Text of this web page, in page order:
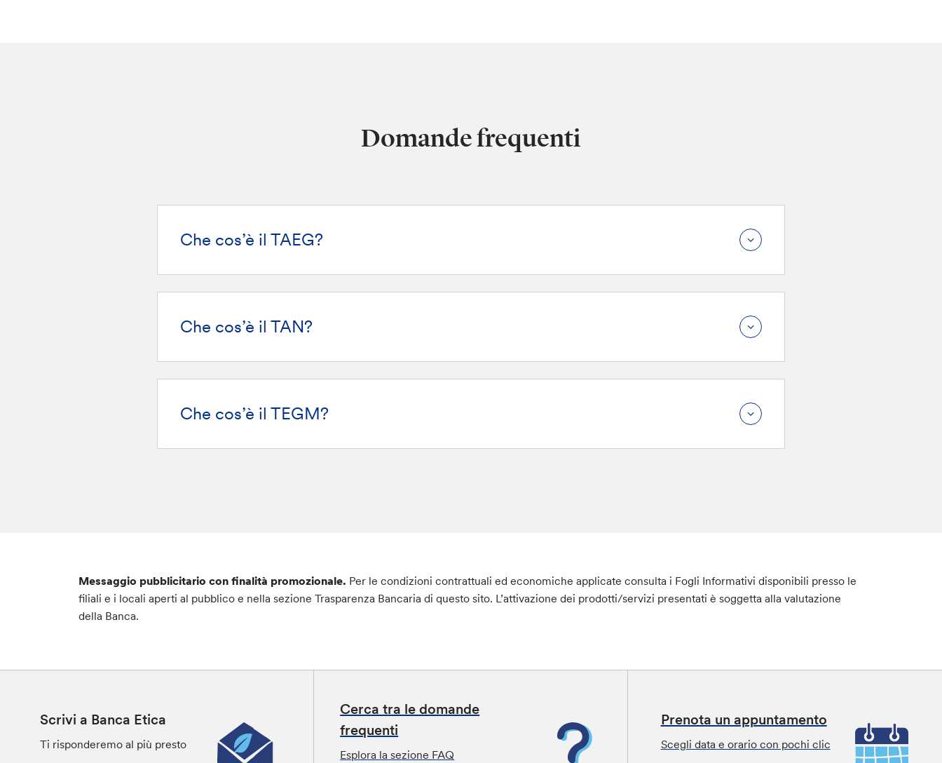
Domande frequenti
Che cos’è il TAEG?
Che cos’è il TAN?
Che cos’è il TEGM?
Messaggio pubblicitario con finalità promozionale. Per le condizioni contrattuali ed economiche applicate consulta i Fogli Informativi disponibili presso le
filiali e i locali aperti al pubblico e nella sezione Trasparenza Bancaria di questo sito. L’attivazione dei prodotti/servizi presentati è soggetta alla valutazione
della Banca.
Scrivi a Banca Etica
Ti risponderemo al più presto
Cerca tra le domande
frequenti
Esplora la sezione FAQ
Prenota un appuntamento
Scegli data e orario con pochi clic